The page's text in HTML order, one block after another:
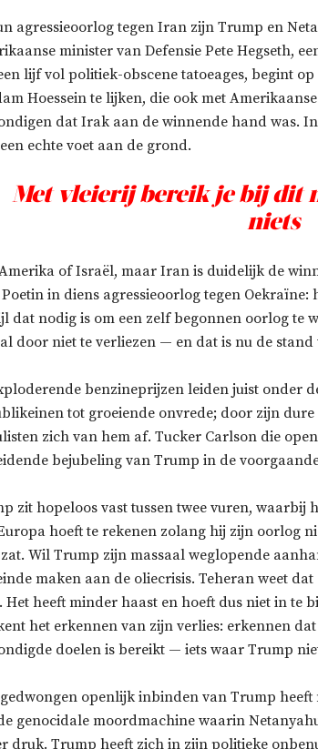
agressieoorlog tegen Iran zijn Trump en
minister van Defensie Pete Hegseth,
lijf vol politiek-obscene tatoeages, begint
Hoessein te lijken, die ook met
dat Irak aan de winnende hand was.
echte voet aan de grond.
Met vleierij bereik je bij dit
niets
of Israël, maar Iran is duidelijk de
in diens agressieoorlog tegen
dat nodig is om een zelf begonnen oorlog te
door niet te verliezen — en dat is nu de stand
benzineprijzen leiden juist onder
tot groeiende onvrede; door zijn
zich van hem af. Tucker Carlson die
bejubeling van Trump in de
zit hopeloos vast tussen twee vuren,
hoeft te rekenen zolang hij zijn oorlog
Wil Trump zijn massaal weglopende
maken aan de oliecrisis. Teheran weet
Het heeft minder haast en hoeft dus niet in te
het erkennen van zijn verlies: erkennen
doelen is bereikt — iets waar Trump
gedwongen openlijk inbinden van Trump
genocidale moordmachine waarin
druk. Trump heeft zich in zijn politieke